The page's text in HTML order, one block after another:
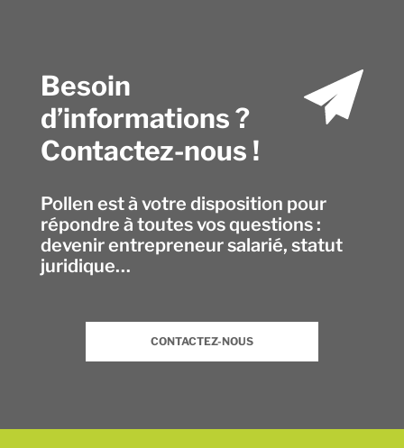
Besoin
d’informations ?
Contactez-nous !
Pollen est à votre disposition pour
répondre à toutes vos questions :
devenir entrepreneur salarié, statut
juridique…
CONTACTEZ-NOUS